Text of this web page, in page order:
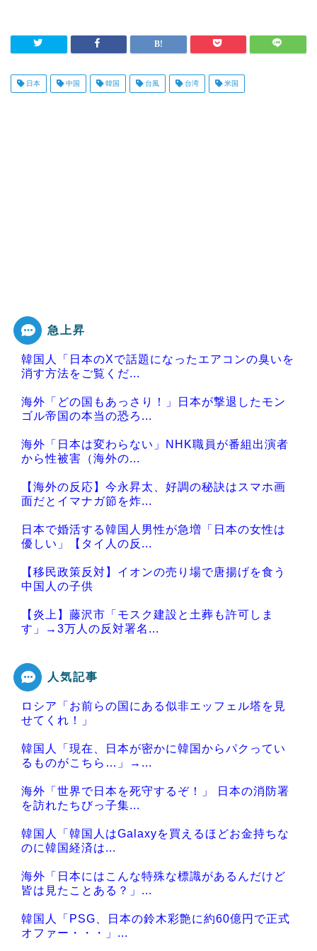
日本 中国 韓国 台風 台湾 米国
急上昇
韓国人「日本のXで話題になったエアコンの臭いを
消す方法をご覧くだ...
海外「どの国もあっさり！」日本が撃退したモン
ゴル帝国の本当の恐ろ...
海外「日本は変わらない」NHK職員が番組出演者
から性被害（海外の...
【海外の反応】今永昇太、好調の秘訣はスマホ画
面だとイマナガ節を炸...
日本で婚活する韓国人男性が急増「日本の女性は
優しい」【タイ人の反...
【移民政策反対】イオンの売り場で唐揚げを食う
中国人の子供
【炎上】藤沢市「モスク建設と土葬も許可しま
す」→3万人の反対署名...
Powered by livedoor 相互RSS
人気記事
ロシア「お前らの国にある似非エッフェル塔を見
せてくれ！」
韓国人「現在、日本が密かに韓国からパクってい
るものがこちら…」→...
海外「世界で日本を死守するぞ！」 日本の消防署
を訪れたちびっ子集...
韓国人「韓国人はGalaxyを買えるほどお金持ちな
のに韓国経済は...
海外「日本にはこんな特殊な標識があるんだけど
皆は見たことある？」...
韓国人「PSG、日本の鈴木彩艶に約60億円で正式
オファー・・・」...